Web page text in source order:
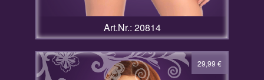
Art.Nr.: 20814
29,99 €